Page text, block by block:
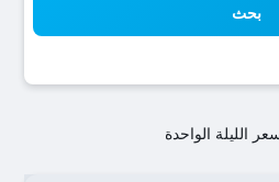
بحث
الليلة الواحدة